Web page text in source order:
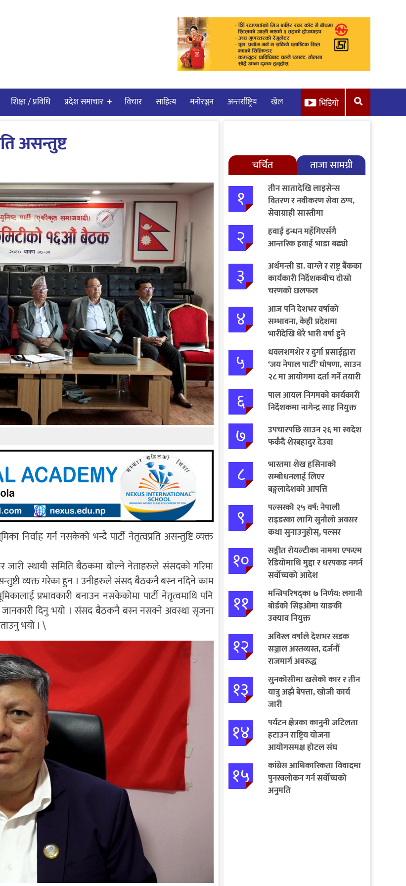
शिक्षा / प्रविधि प्रदेश समाचार विचार साहित्य मनाेरञ्जन अन्तर्राष्ट्रिय खेल भिडियो
असन्तुष्ट
गर्न नसकेको भन्दै पार्टी नेतृत्वप्रति असन्तुष्टि व्यक्त
जारी स्थायी समिति बैठकमा बोल्ने नेताहरुले संसदको गरिमा
व्यक्त गरेका हुन । उनीहरुले संसद बैठकनै बस्न नदिने काम
प्रभावकारी बनाउन नसकेकोमा पार्टी नेतृत्वमाथि पनि
जानकारी दिनु भयो । संसद बैठकनै बस्न नसक्ने अवस्था सृजना
भयो । \
चर्चित ताजा सामग्री
१
तीन सातादेखि लाइसेन्स
वितरण र नवीकरण सेवा ठप्प,
सेवाग्राही सास्तीमा
२
हवाई इन्धन महँगिएसँगै
आन्तरिक हवाई भाडा बढ्यो
३
अर्थमन्त्री डा. वाग्ले र राष्ट्र बैंकका
कार्यकारी निर्देशकबीच दोस्रो
चरणको छलफल
४
आज पनि देशभर वर्षाको
सम्भावना, केही प्रदेशमा
भारीदेखि धेरै भारी वर्षा हुने
चेतावनी
५
धवलशमशेर र दुर्गा प्रसाईंद्वारा
‘जय नेपाल पार्टी’ घोषणा, साउन
२८ मा आयोगमा दर्ता गर्ने तयारी
६
पाल आयल निगमको कार्यकारी
निर्देशकमा नागेन्द्र साह नियुक्त
७
उपचारपछि साउन २६ मा स्वदेश
फर्कँदै शेरबहादुर देउवा
८
भारतमा शेख हसिनाको
सम्बोधनलाई लिएर
बङ्गलादेशको आपत्ति
९
पल्सरको २५ वर्ष: नेपाली
राइडरका लागि सुनौलो अवसर
कथा सुनाउनुहोस्, पल्सर
जित्नुहोस्
१०
सङ्गीत रोयल्टीका नाममा एफएम
रेडियोमाथि मुद्दा र धरपकड नगर्न
सर्वोच्चको आदेश
११
मन्त्रिपरिषद्का ७ निर्णय: लगानी
बोर्डको सिइओमा याङकी
उक्याव नियुक्त
१२
अविरल वर्षाले देशभर सडक
सञ्जाल अस्तव्यस्त, दर्जनौँ
राजमार्ग अवरुद्ध
१३
सुनकोसीमा खसेको कार र तीन
यात्रु अझै बेपत्ता, खोजी कार्य
जारी
१४
पर्यटन क्षेत्रका कानुनी जटिलता
हटाउन राष्ट्रिय योजना
आयोगसमक्ष होटल संघ
बागमतीका पाँचबुँदे माग
१५
कांग्रेस आधिकारिकता विवादमा
पुनरवलोकन गर्न सर्वोच्चको
अनुमति